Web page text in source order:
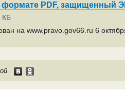
PDF, защищенный
КБ
на www.pravo.gov66.ru 6